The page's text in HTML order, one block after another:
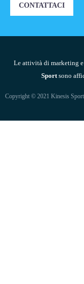
CONTATTACI
Le attività di marketing
Sportsono
Copyright © 2021 Kinesis Sport